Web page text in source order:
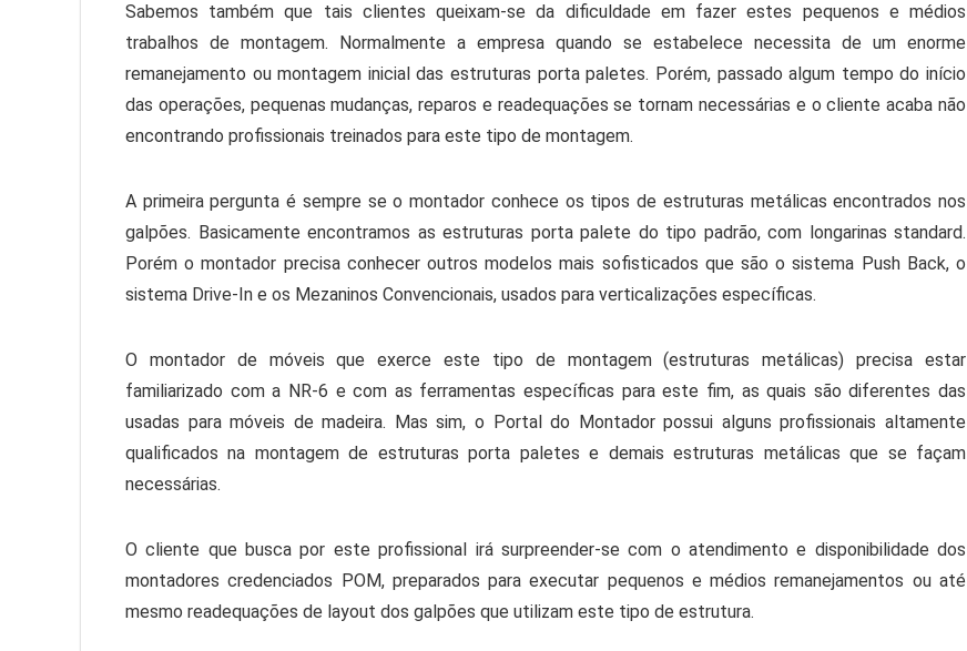
Sabemos também que tais clientes queixam-se da dificuldade em fazer estes pequenos e médios
trabalhos de montagem. Normalmente a empresa quando se estabelece necessita de um enorme
remanejamento ou montagem inicial das estruturas porta paletes. Porém, passado algum tempo do início
das operações, pequenas mudanças, reparos e readequações se tornam necessárias e o cliente acaba não
encontrando profissionais treinados para este tipo de montagem.
A primeira pergunta é sempre se o montador conhece os tipos de estruturas metálicas encontrados nos
galpões. Basicamente encontramos as estruturas porta palete do tipo padrão, com longarinas standard.
Porém o montador precisa conhecer outros modelos mais sofisticados que são o sistema Push Back, o
sistema Drive-In e os Mezaninos Convencionais, usados para verticalizações específicas.
O montador de móveis que exerce este tipo de montagem (estruturas metálicas) precisa estar
familiarizado com a NR-6 e com as ferramentas específicas para este fim, as quais são diferentes das
usadas para móveis de madeira. Mas sim, o Portal do Montador possui alguns profissionais altamente
qualificados na montagem de estruturas porta paletes e demais estruturas metálicas que se façam
necessárias.
O cliente que busca por este profissional irá surpreender-se com o atendimento e disponibilidade dos
montadores credenciados POM, preparados para executar pequenos e médios remanejamentos ou até
mesmo readequações de layout dos galpões que utilizam este tipo de estrutura.